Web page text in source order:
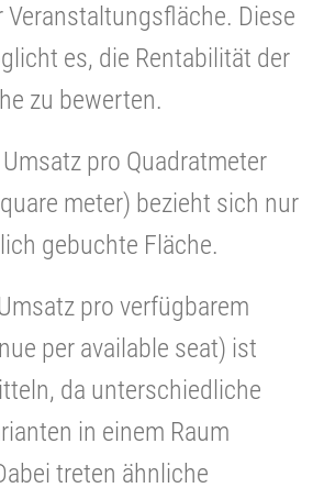
Diese
es, die Rentabilität der
zu bewerten.
pro Quadratmeter
meter) bezieht sich nur
gebuchte Fläche.
pro verfügbarem
per available seat) ist
da unterschiedliche
in einem Raum
treten ähnliche